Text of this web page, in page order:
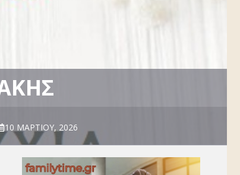
10 ΜΑΡΤΊΟΥ, 2026